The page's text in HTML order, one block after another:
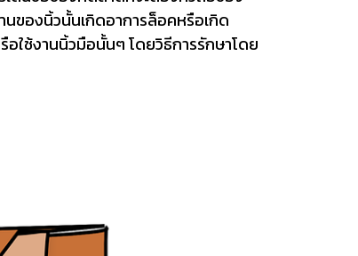
นของนิ้วนั้นเกิดอาการล็อคหรือเกิด
อใช้งานนิ้วมือนั้นๆ โดยวิธีการรักษาโดย